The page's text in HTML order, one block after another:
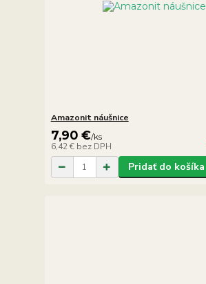
Amazonit náušnice
7,90 €/ks
6,42 € bez DPH
Pridať do košíka